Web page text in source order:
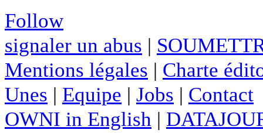
Follow
signaler un abus |
Mentions légales | Charte
Unes | Equipe | Jobs | Contact
OWNI in English |